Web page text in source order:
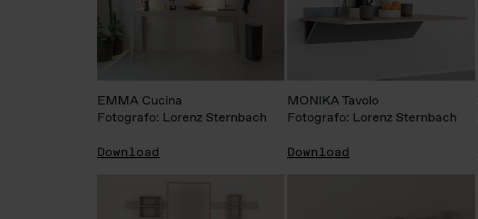
EMMA Cucina
Fotografo: Lorenz Sternbach
Download
MONIKA Tavolo
Fotografo: Lorenz Sternbach
Download